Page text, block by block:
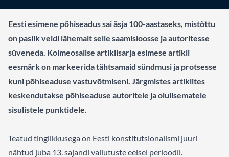
Eesti esimene põhiseadus sai äsja 100-aastaseks, mistõttu
on paslik veidi lähemalt selle saamisloosse ja autoritesse
süveneda. Kolmeosalise artiklisarja esimese artikli
eesmärk on markeerida tähtsamaid sündmusi ja protsesse
kuni põhiseaduse vastuvõtmiseni. Järgmistes artiklites
keskendutakse põhiseaduse autoritele ja olulisematele
sisulistele punktidele.
Teatud tinglikkusega on Eesti konstitutsionalismi juuri
nähtud juba 13. sajandi vallutuste eelsel perioodil.